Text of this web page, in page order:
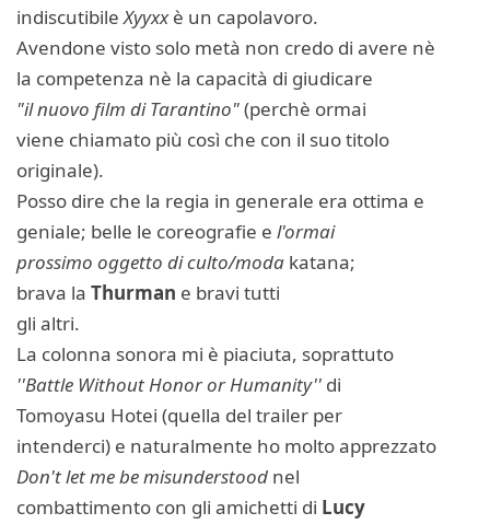
indiscutibileXyyxxè un capolavoro.
Avendone visto solo metà non credo di avere nè
la competenza nè la capacità di giudicare
"il nuovo film di Tarantino"(perchè ormai
viene chiamato più così che con il suo titolo
originale).
Posso dire che la regia in generale era ottima e
geniale; belle le coreografie e l'ormai
prossimo oggetto di culto/moda katana;
brava la Thurman e bravi tutti
gli altri.
La colonna sonora mi è piaciuta, soprattuto
''Battle Without Honor or Humanity'' di
Tomoyasu Hotei (quella del trailer per
intenderci) e naturalmente ho molto apprezzato
Don't let me be misunderstood nel
combattimento con gli amichetti di Lucy